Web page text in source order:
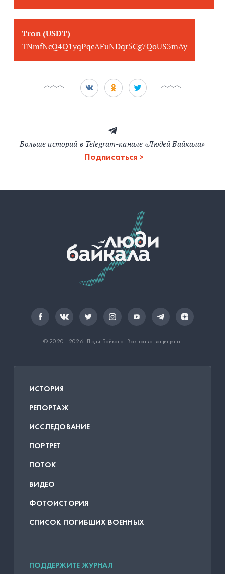
Tron (USDT)
TNmfNcQ4Q1yqPqcAFuNDqr5Cg7QoUS3mAy
Больше историй в Telegram-канале «Людей Байкала»
Подписаться
© 2020 - 2026. Люди Байкала . Все права защищены.
ИСТОРИЯ
РЕПОРТАЖ
ИССЛЕДОВАНИЕ
ПОРТРЕТ
ПОТОК
ВИДЕО
ФОТОИСТОРИЯ
СПИСОК ПОГИБШИХ ВОЕННЫХ
ПОДДЕРЖИТЕ ЖУРНАЛ